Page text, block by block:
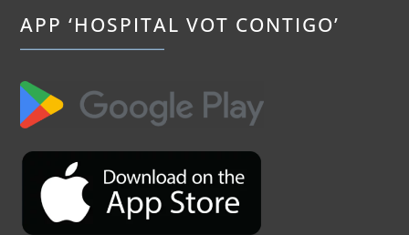
APP ‘HOSPITAL VOT CONTIGO’